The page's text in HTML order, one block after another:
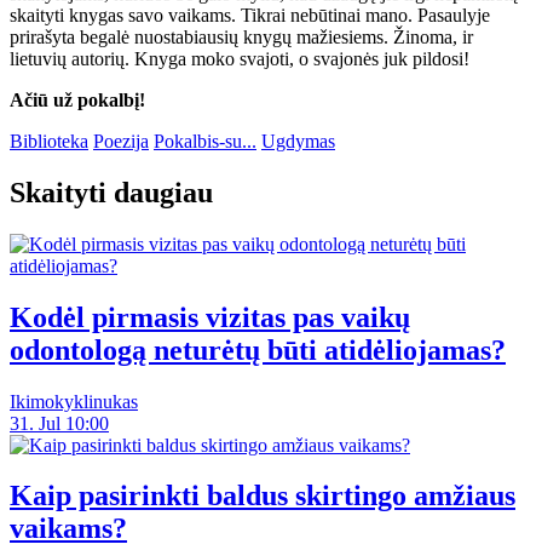
skaityti knygas savo vaikams. Tikrai nebūtinai mano. Pasaulyje
prirašyta begalė nuostabiausių knygų mažiesiems. Žinoma, ir
lietuvių autorių. Knyga moko svajoti, o svajonės juk pildosi!
Ačiū už pokalbį!
Biblioteka Poezija Pokalbis-su... Ugdymas
Skaityti daugiau
Kodėl pirmasis vizitas pas vaikų
odontologą neturėtų būti atidėliojamas?
Ikimokyklinukas
31. Jul 10:00
Kaip pasirinkti baldus skirtingo amžiaus
vaikams?